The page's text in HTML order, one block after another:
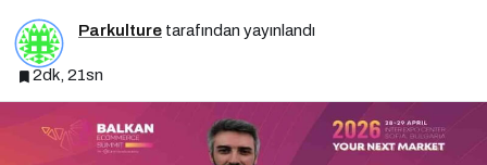
Parkulture tarafından yayınlandı
2dk, 21sn